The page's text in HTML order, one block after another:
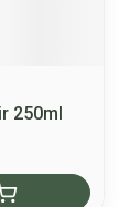
250ml